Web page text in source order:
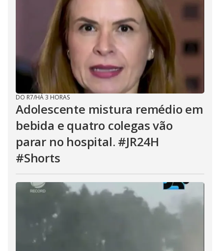
DO R7/HÁ 3 HORAS
Adolescente mistura remédio em
bebida e quatro colegas vão
parar no hospital. #JR24H
#Shorts